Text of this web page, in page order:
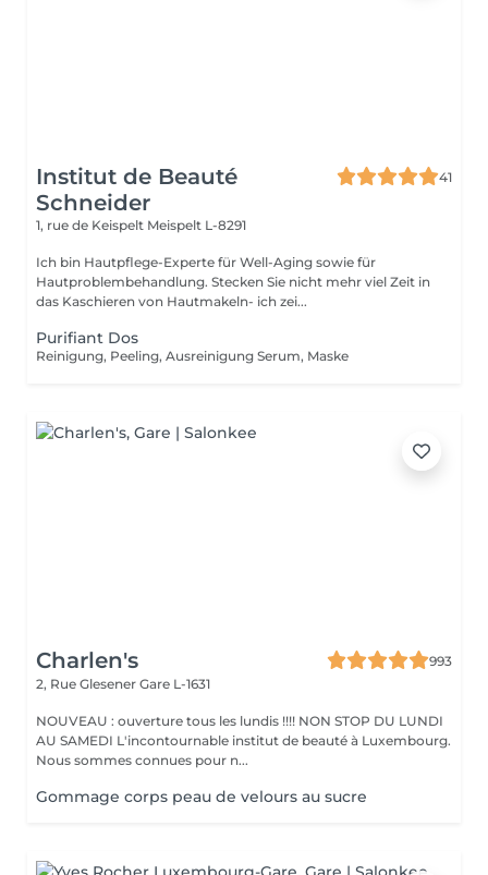
Institut de Beauté
Schneider
41
1, rue de Keispelt Meispelt L-8291
Ich bin Hautpflege-Experte für Well-Aging sowie für
Hautproblembehandlung. Stecken Sie nicht mehr viel Zeit in
das Kaschieren von Hautmakeln- ich zei...
Purifiant Dos
Reinigung, Peeling, Ausreinigung Serum, Maske
Charlen's
993
2, Rue Glesener Gare L-1631
NOUVEAU : ouverture tous les lundis !!!! NON STOP DU LUNDI
AU SAMEDI L'incontournable institut de beauté à Luxembourg.
Nous sommes connues pour n...
Gommage corps peau de velours au sucre